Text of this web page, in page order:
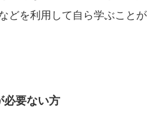
どを利用して自ら学ぶことが
必要ない方